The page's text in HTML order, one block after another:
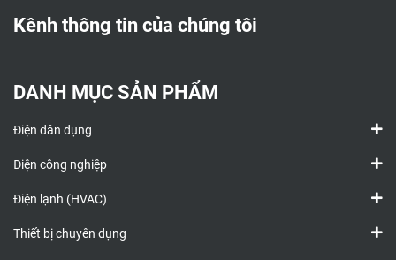
Kênh thông tin của chúng tôi
DANH MỤC SẢN PHẨM
Điện dân dụng
Điện công nghiệp
Điện lạnh (HVAC)
Thiết bị chuyên dụng